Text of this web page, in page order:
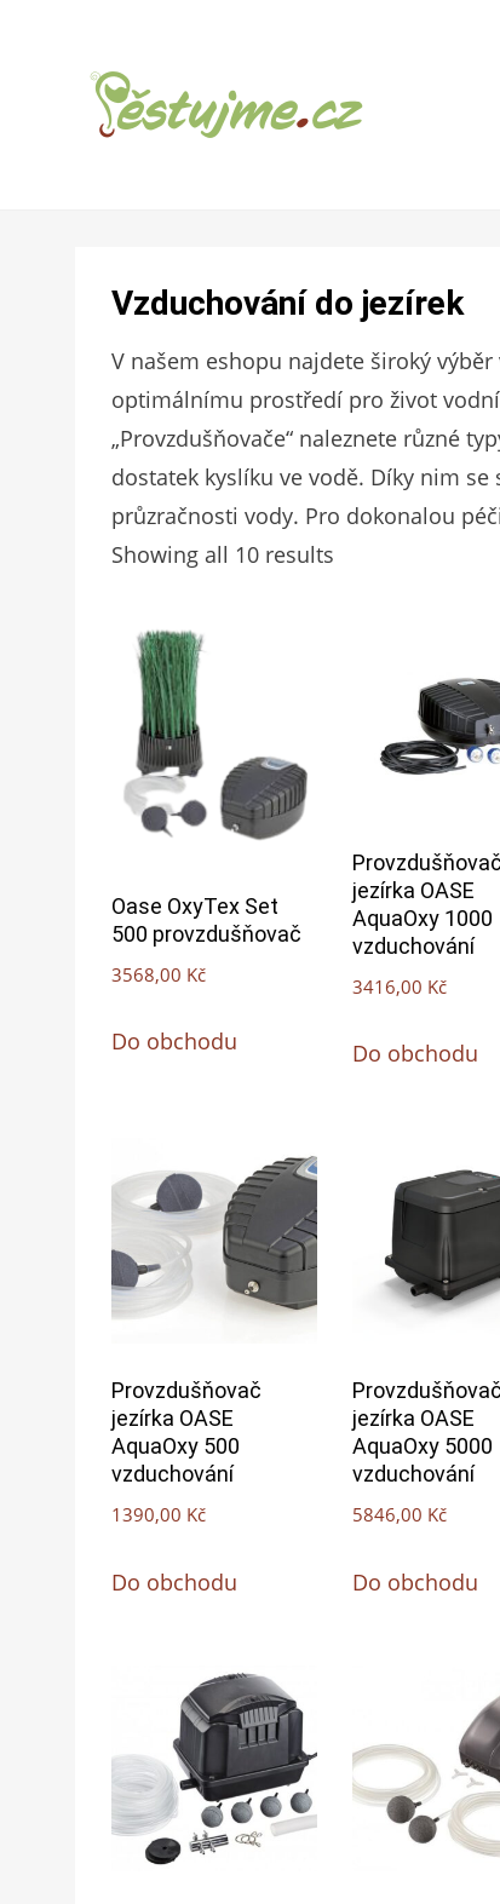
PRO ZAHRADU
Vzduchování do jezírek
V našem eshopu najdete široký
optimálnímu prostředí pro život
„Provzdušňovače“ naleznete různé
dostatek kyslíku ve vodě. Díky nim
průzračnosti vody. Pro dokonalou
Showing all 10 results
Oase OxyTex Set
500 provzdušňovač
3568,00 Kč
Do obchodu
Provzdušňovač
jezírka OASE
AquaOxy 1000
vzduchování
3416,00 Kč
Do obchodu
Provzdušňovač
jezírka OASE
AquaOxy 500
vzduchování
1390,00 Kč
Do obchodu
Provzdušňovač
jezírka OASE
AquaOxy 5000
vzduchování
5846,00 Kč
Do obchodu